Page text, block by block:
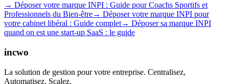
→ Déposer votre marque INPI : Guide pour Coachs Sportifs et
Professionnels du Bien-être→ Déposer votre marque INPI pour
votre cabinet libéral : Guide complet→ Déposer sa marque INPI
quand on est une start-up SaaS : le guide
incwo
La solution de gestion pour votre entreprise. Centralisez,
Automatisez, Scalez.